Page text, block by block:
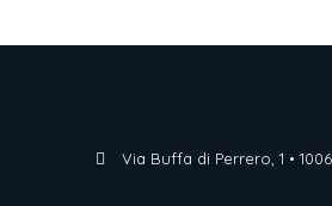
Via Buffa di Perrero, 1 •